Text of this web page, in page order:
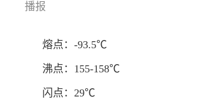
播报
熔点：-93.5℃
沸点：155-158℃
闪点：29℃